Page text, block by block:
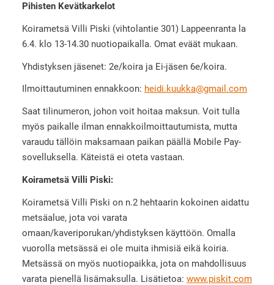
Pihisten Kevätkarkelot
Koirametsä Villi Piski (vihtolantie 301) Lappeenranta la
6.4. klo 13-14.30 nuotiopaikalla. Omat eväät mukaan.
Yhdistyksen jäsenet: 2e/koira ja Ei-jäsen 6e/koira.
Ilmoittautuminen ennakkoon: heidi.kuukka@gmail.com
Saat tilinumeron, johon voit hoitaa maksun. Voit tulla
myös paikalle ilman ennakkoilmoittautumista, mutta
varaudu tällöin maksamaan paikan päällä Mobile Pay-
sovelluksella. Käteistä ei oteta vastaan.
Koirametsä Villi Piski:
Koirametsä Villi Piski on n.2 hehtaarin kokoinen aidattu
metsäalue, jota voi varata
omaan/kaveriporukan/yhdistyksen käyttöön. Omalla
vuorolla metsässä ei ole muita ihmisiä eikä koiria.
Metsässä on myös nuotiopaikka, jota on mahdollisuus
varata pienellä lisämaksulla. Lisätietoa: www.piskit.com